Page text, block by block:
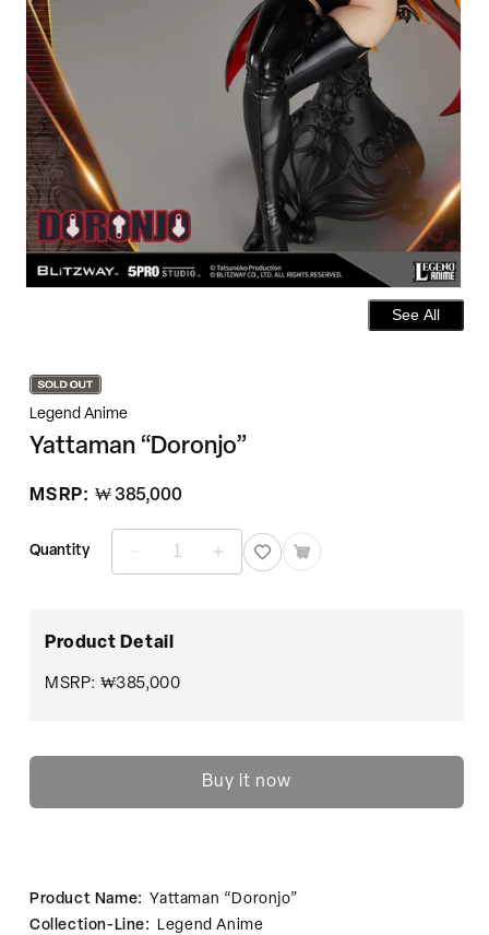
See All
Legend Anime
Yattaman “Doronjo”
정
MSRP: ₩ 385,000
Quantity
Yattaman
“Doronjo”
량
임
Yattaman
“Doronjo”
Product Detail
MSRP: ₩385,000
Buy it now
Product Name: Yattaman “Doronjo”
Collection-Line:
Legend Anime